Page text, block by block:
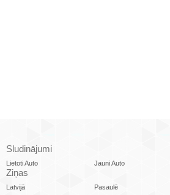
Sludinājumi
Lietoti Auto Jauni Auto
Ziņas
Latvijā Pasaulē